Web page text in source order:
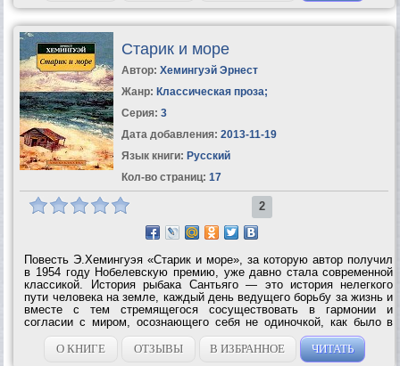
Старик и море
Автор: Хемингуэй Эрнест
Жанр: Классическая проза;
Серия: 3
Дата добавления: 2013-11-19
Язык книги: Русский
Кол-во страниц: 17
2
Повесть Э.Хемингуэя «Старик и море», за которую автор получил
в 1954 году Нобелевскую премию, уже давно стала современной
классикой. История рыбака Сантьяго — это история нелегкого
пути человека на земле, каждый день ведущего борьбу за жизнь и
вместе с тем стремящегося сосуществовать в гармонии и
согласии с миром, осознающего себя не одиночкой, как было в
предыдущих произведениях писателя, а частицей огромного и
прекрасного...
О КНИГЕ ОТЗЫВЫ В ИЗБРАННОЕ ЧИТАТЬ